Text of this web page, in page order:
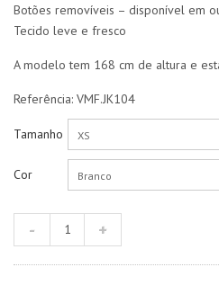
Botões removíveis – disponível em
Tecido leve e fresco
A modelo tem 168 cm de altura e
Referência: VMF.JK104
Tamanho XS
Cor Branco